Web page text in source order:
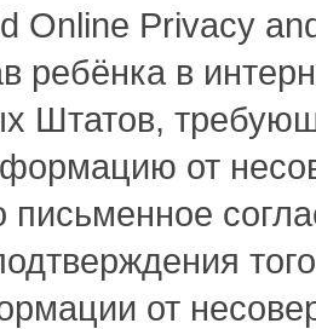
Online Privacy
ребёнка в
Штатов,
от
письменное
от